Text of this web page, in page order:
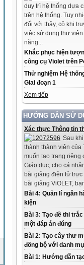
duy trì hệ thống dựa
trên hệ thống. Tuy
đối với thầy, cô khi
việc sử dụng thư
năng...
Khắc phục hiện
công cụ Violet trên
Thử nghiệm Hệ
Giai đoạn 1
Xem tiếp
HƯỚNG DẪN SỬ
Xác thực Thông tin
Sau
thành thành viên của
muốn tạo trang riêng
Giáo dục, cho cá
bài giảng điện tử
bài giảng ViOLET,
Bài 4: Quản lí ngân
kiện
Bài 3: Tạo đề thi
một đáp án đúng
Bài 2: Tạo cây thư
đồng bộ với danh
Bài 1: Hướng dẫn